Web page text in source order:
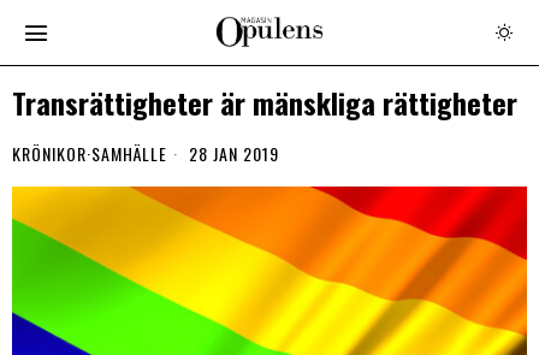
Transrättigheter är mänskliga rättigheter
KRÖNIKOR·SAMHÄLLE 28 JAN 2019